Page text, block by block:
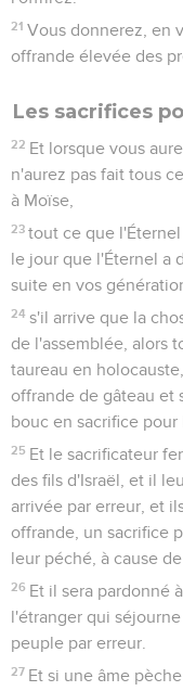
21 Vous donnerez, en
offrande élevée des
Les sacrifices
22 Et lorsque vous
n'aurez pas fait tous
à Moïse,
23 tout ce que
le jour que l'Éternel a
suite en vos
24 s'il arrive que la
de l'assemblée, alors
taureau en
offrande de gâteau et
bouc en sacrifice pour
25 Et le sacrificateur
des fils d'Israël, et il
arrivée par erreur, et
offrande, un sacrifice
leur péché, à cause
26 Et il sera pardonné
l'étranger qui
peuple par erreur.
27 Et si une âme